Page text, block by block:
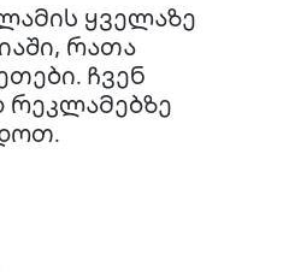
ყველაზე
რათა
ჩვენ